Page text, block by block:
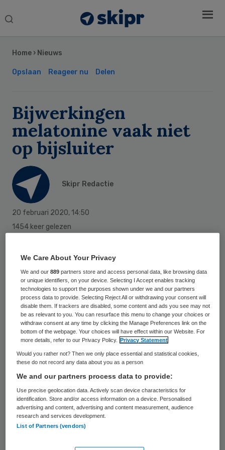
Search
Home › Nieuws
Opslaan Reageer nu Delen
Bijwerkingen
melatonine vaak niet
op bijsluiter
Skipr Redactie
20 februari 2020, 14:50
1454 keer gelezen
hoofdpijn, hartkloppingen, nachtmerries en
slapeloosheid, staan meestal niet vermeld in
de bijsluiters van melatonineproducten die
bij de drogist te koop zijn.
Bijwerkingencentrum Lareb meldt dat de
informatie in de meeste van die
melatoninevarianten ontbreekt of
Hormoon
Sidebar
We Care About Your Privacy
We and our889 partners store and access personal data, like browsing data
or unique identifiers, on your device. Selecting I Accept enables tracking
technologies to support the purposes shown under we and our partners
process data to provide. Selecting Reject All or withdrawing your consent will
disable them. If trackers are disabled, some content and ads you see may not
be as relevant to you. You can resurface this menu to change your choices or
withdraw consent at any time by clicking the Manage Preferences link on the
bottom of the webpage. Your choices will have effect within our Website. For
more details, refer to our Privacy Policy.
Privacy Statement
Would you rather not? Then we only place essential and statistical cookies,
these do not record any data about you as a person
We and our partners process data to provide:
Use precise geolocation data. Actively scan device characteristics for
identification. Store and/or access information on a device. Personalised
advertising and content, advertising and content measurement, audience
research and services development.
List of Partners (vendors)